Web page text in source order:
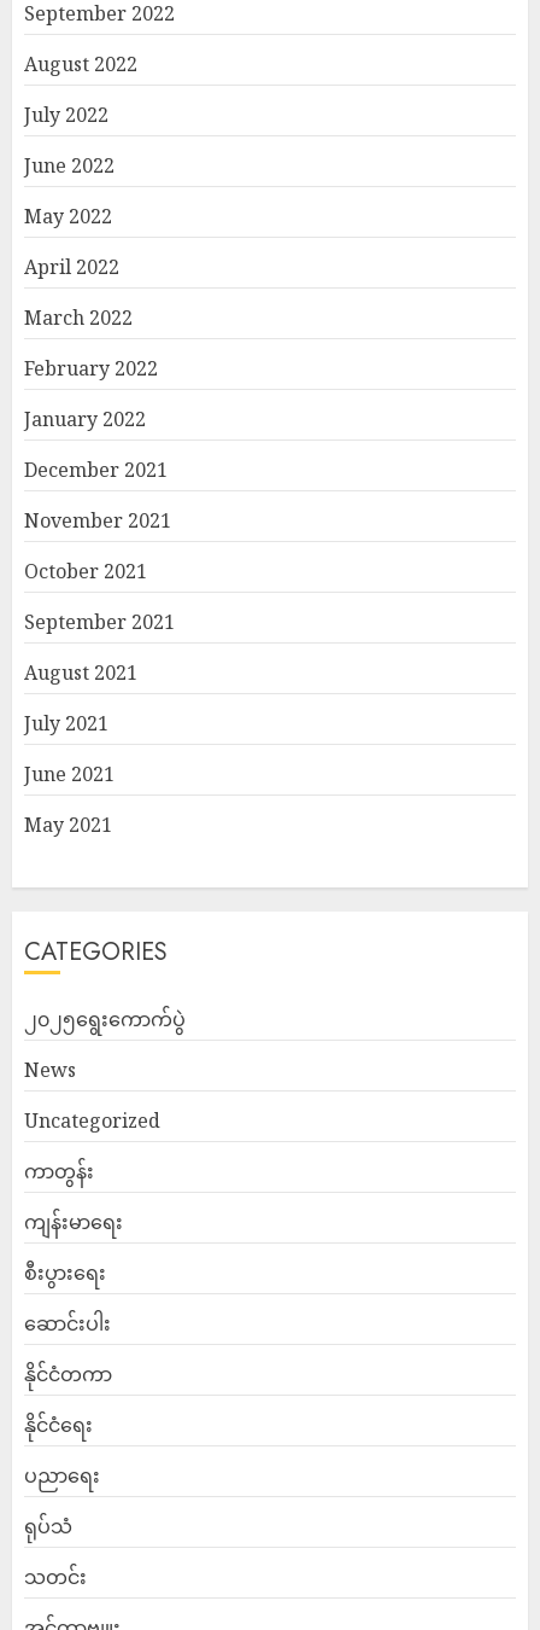
September 2022
August 2022
July 2022
June 2022
May 2022
April 2022
March 2022
February 2022
January 2022
December 2021
November 2021
October 2021
September 2021
August 2021
July 2021
June 2021
May 2021
CATEGORIES
၂၀၂၅ရွေးကောက်ပွဲ
News
Uncategorized
ကာတွန်း
ကျန်းမာရေး
စီးပွားရေး
ဆောင်းပါး
နိုင်ငံတကာ
နိုင်ငံရေး
ပညာရေး
ရုပ်သံ
သတင်း